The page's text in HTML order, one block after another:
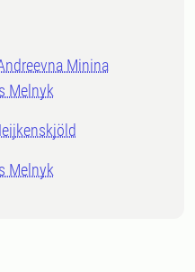
Minina
Melnyk
Melnyk